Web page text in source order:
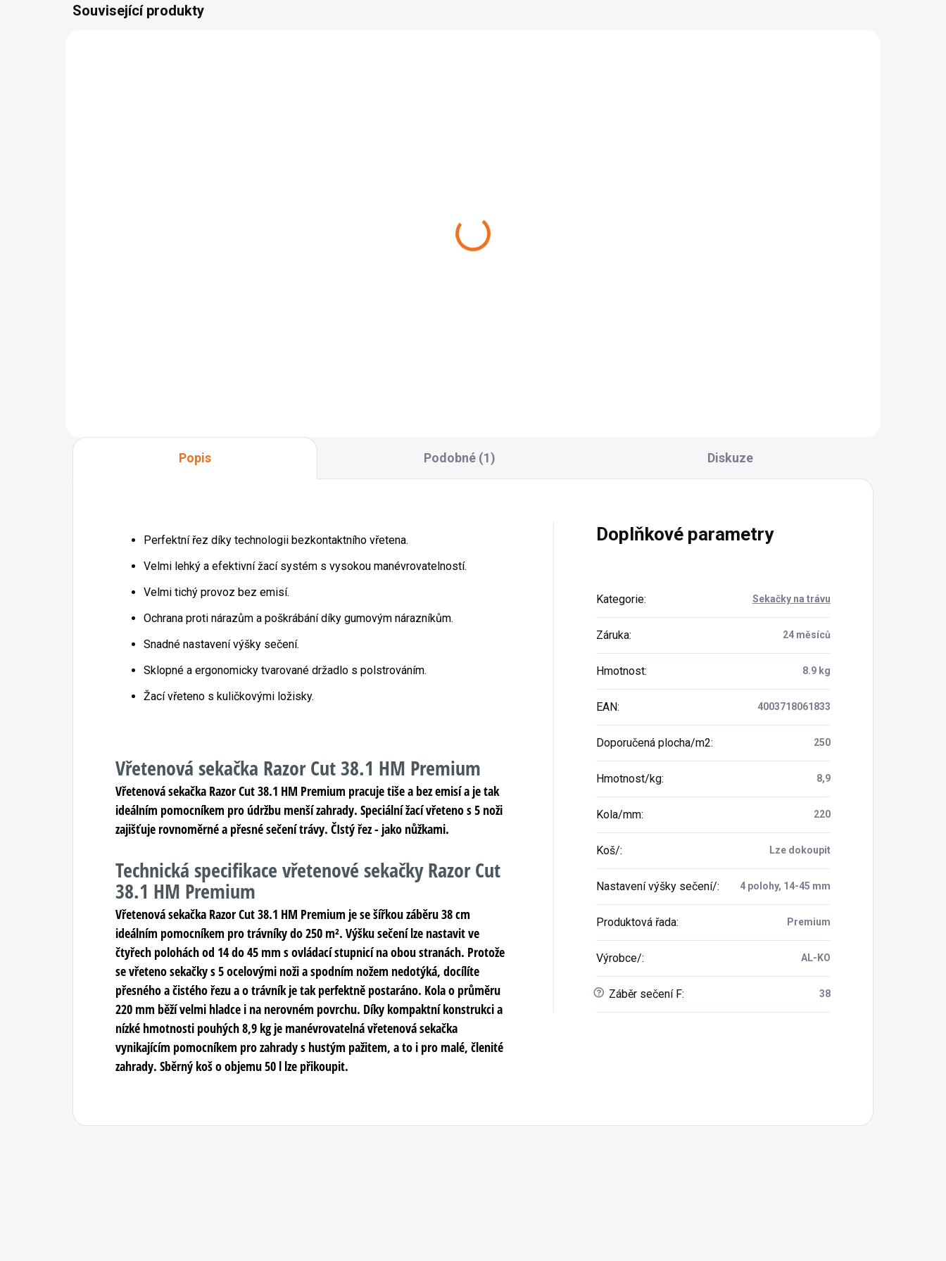
Související produkty
Popis Podobné (1) Diskuze
Perfektní řez díky technologii bezkontaktního vřetena.
Velmi lehký a efektivní žací systém s vysokou manévrovatelností.
Velmi tichý provoz bez emisí.
Ochrana proti nárazům a poškrábání díky gumovým nárazníkům.
Snadné nastavení výšky sečení.
Sklopné a ergonomicky tvarované držadlo s polstrováním.
Žací vřeteno s kuličkovými ložisky.
Vřetenová sekačka Razor Cut 38.1 HM Premium
Vřetenová sekačka Razor Cut 38.1 HM Premium pracuje tiše a bez emisí a je tak
ideálním pomocníkem pro údržbu menší zahrady. Speciální žací vřeteno s 5 noži
zajišťuje rovnoměrné a přesné sečení trávy. ČIstý řez - jako nůžkami.
Technická specifikace vřetenové sekačky Razor Cut
38.1 HM Premium
Vřetenová sekačka Razor Cut 38.1 HM Premium je se šířkou záběru 38 cm
ideálním pomocníkem pro trávníky do 250 m². Výšku sečení lze nastavit ve
čtyřech polohách od 14 do 45 mm s ovládací stupnicí na obou stranách. Protože
se vřeteno sekačky s 5 ocelovými noži a spodním nožem nedotýká, docílíte
přesného a čistého řezu a o trávník je tak perfektně postaráno. Kola o průměru
220 mm běží velmi hladce i na nerovném povrchu. Díky kompaktní konstrukci a
nízké hmotnosti pouhých 8,9 kg je manévrovatelná vřetenová sekačka
vynikajícím pomocníkem pro zahrady s hustým pažitem, a to i pro malé, členité
zahrady. Sběrný koš o objemu 50 l lze přikoupit.
Doplňkové parametry
Kategorie: Sekačky na trávu
Záruka: 24 měsíců
Hmotnost: 8.9 kg
EAN: 4003718061833
Doporučená plocha/m2: 250
Hmotnost/kg: 8,9
Kola/mm: 220
Koš/: Lze dokoupit
Nastavení výšky sečení/: 4 polohy, 14-45 mm
Produktová řada: Premium
Výrobce/: AL-KO
? Záběr sečení F: 38